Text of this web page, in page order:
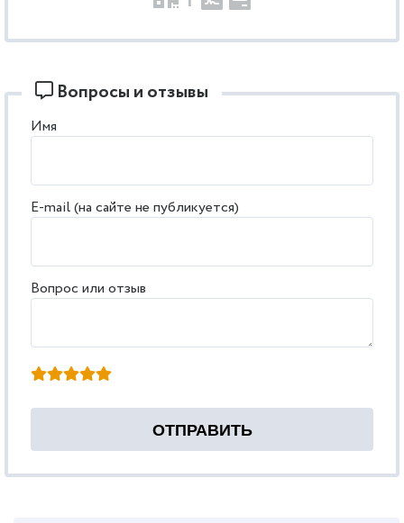
Вопросы и отзывы
Имя
E-mail (на сайте не публикуется)
Вопрос или отзыв